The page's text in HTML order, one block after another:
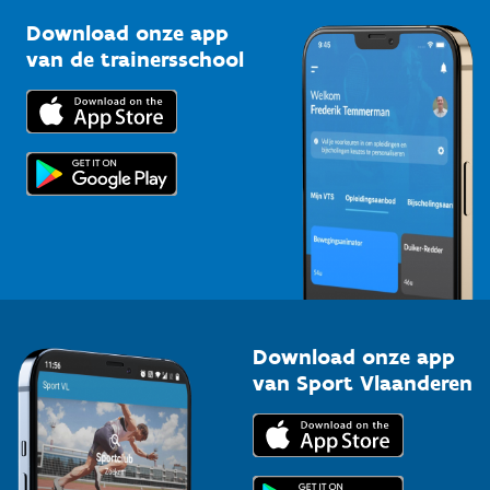
Bedrijven
Trainers en begeleiders
Topsporters
Kennisplatform
Downloads
Voor de pers
Download onze app
van de trainersschool
Download onze app
van Sport Vlaanderen